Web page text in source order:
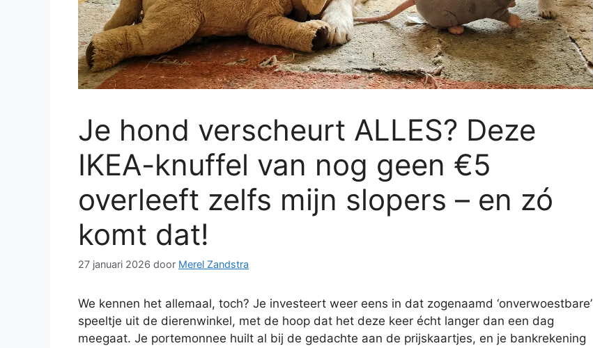
Je hond verscheurt ALLES? Deze
IKEA-knuffel van nog geen €5
overleeft zelfs mijn slopers – en zó
komt dat!
27 januari 2026 door Merel Zandstra
We kennen het allemaal, toch? Je investeert weer eens in dat zogenaamd ‘onverwoestbare’
speeltje uit de dierenwinkel, met de hoop dat het deze keer écht langer dan een dag
meegaat. Je portemonnee huilt al bij de gedachte aan de prijskaartjes, en je bankrekening